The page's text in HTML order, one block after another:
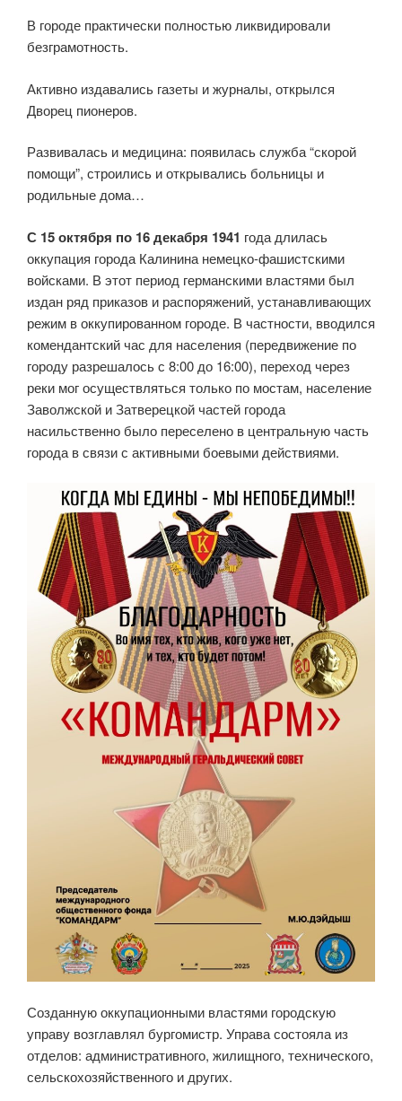
В городе практически полностью ликвидировали
безграмотность.
Активно издавались газеты и журналы, открылся
Дворец пионеров.
Развивалась и медицина: появилась служба “скорой
помощи”, строились и открывались больницы и
родильные дома…
С 15 октября по 16 декабря 1941 года длилась
оккупация города Калинина немецко-фашистскими
войсками. В этот период германскими властями был
издан ряд приказов и распоряжений, устанавливающих
режим в оккупированном городе. В частности, вводился
комендантский час для населения (передвижение по
городу разрешалось с 8:00 до 16:00), переход через
реки мог осуществляться только по мостам, население
Заволжской и Затверецкой частей города
насильственно было переселено в центральную часть
города в связи с активными боевыми действиями.
Созданную оккупационными властями городскую
управу возглавлял бургомистр. Управа состояла из
отделов: административного, жилищного, технического,
сельскохозяйственного и других.